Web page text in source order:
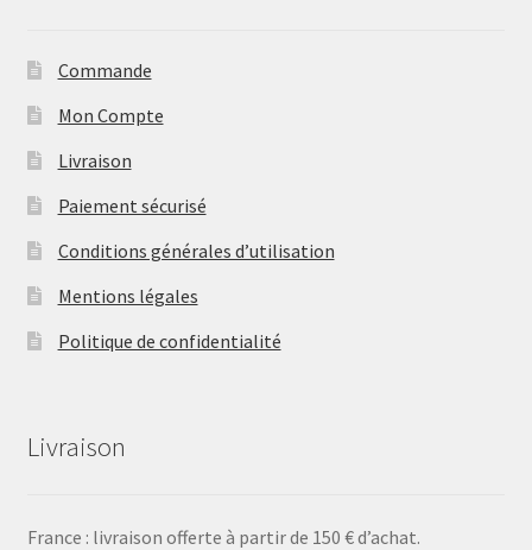
Commande
Mon Compte
Livraison
Paiement sécurisé
Conditions générales d’utilisation
Mentions légales
Politique de confidentialité
Livraison
France : livraison offerte à partir de 150 € d’achat.